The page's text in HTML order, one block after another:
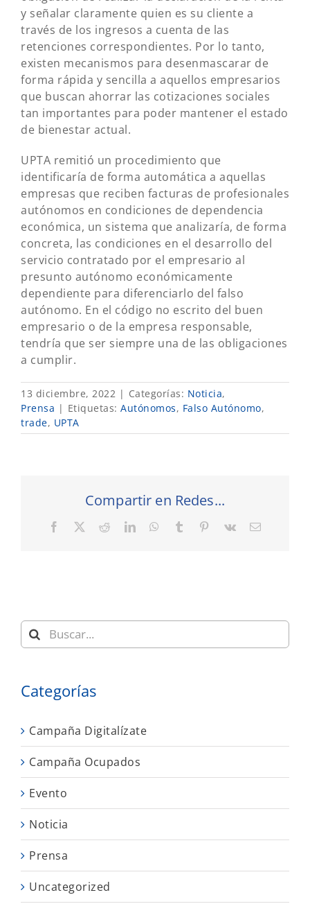
y señalar claramente quien es su cliente a
través de los ingresos a cuenta de las
retenciones correspondientes. Por lo tanto,
existen mecanismos para desenmascarar de
forma rápida y sencilla a aquellos empresarios
que buscan ahorrar las cotizaciones sociales
tan importantes para poder mantener el estado
de bienestar actual.
UPTA remitió un procedimiento que
identificaría de forma automática a aquellas
empresas que reciben facturas de profesionales
autónomos en condiciones de dependencia
económica, un sistema que analizaría, de forma
concreta, las condiciones en el desarrollo del
servicio contratado por el empresario al
presunto autónomo económicamente
dependiente para diferenciarlo del falso
autónomo. En el código no escrito del buen
empresario o de la empresa responsable,
tendría que ser siempre una de las obligaciones
a cumplir.
13 diciembre, 2022 | Categorías: Noticia,
Prensa | Etiquetas: Autónomos, Falso Autónomo,
trade, UPTA
Compartir en Redes...
Facebook RedditLinkedInWhatsApp
Tumblr Pinterest
Vk
Correo
Buscar:
Categorías
Campaña Digitalízate
Campaña Ocupados
Evento
Noticia
Prensa
Uncategorized